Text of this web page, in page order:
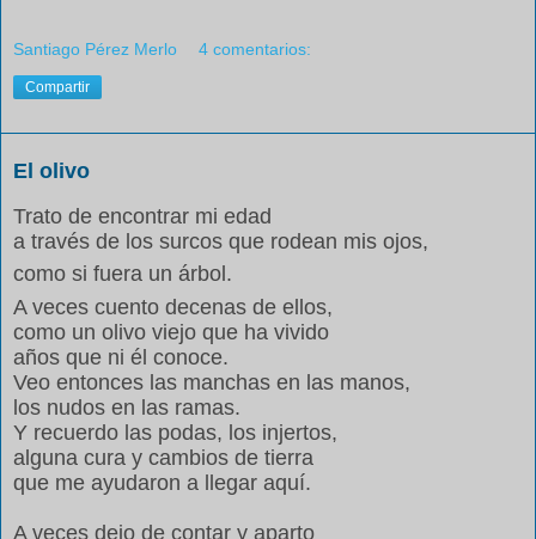
Santiago Pérez Merlo 4 comentarios:
Compartir
El olivo
Trato de encontrar mi edad
a través de los surcos que rodean mis ojos,
como si fuera un árbol.
A veces cuento decenas de ellos,
como un olivo viejo que ha vivido
años que ni él conoce.
Veo entonces las manchas en las manos,
los nudos en las ramas.
Y recuerdo las podas, los injertos,
alguna cura y cambios de tierra
que me ayudaron a llegar aquí.
A veces dejo de contar y aparto